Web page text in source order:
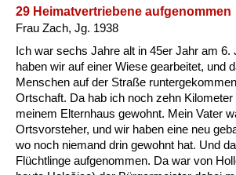
Frauen,
Versorgung
Heimkehrer
29 Heimatvertriebene aufgenommen
Frau Zach, Jg. 1938
Ich war sechs Jahre alt in 45er Jahr am 6.
haben wir auf einer Wiese gearbeitet, und
Menschen auf der Straße
Ortschaft. Da hab ich noch zehn
meinem Elternhaus gewohnt. Mein Vater
Ortsvorsteher, und wir haben eine neu
wo noch niemand drin gewohnt hat. Und
Flüchtlinge aufgenommen. Da war von